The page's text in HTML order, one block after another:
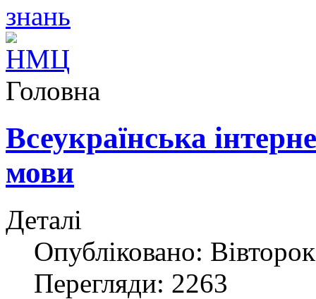
Головна
Всеукраїнська
мови
Деталі
Опубліковано:
Перегляди: 2263